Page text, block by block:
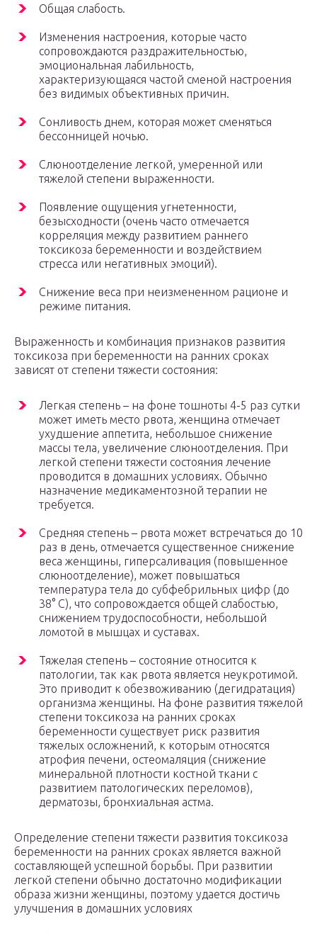
Общая слабость.
Изменения настроения, которые часто
сопровождаются раздражительностью,
эмоциональная лабильность,
характеризующаяся частой сменой настроения
без видимых объективных причин.
Сонливость днем, которая может сменяться
бессонницей ночью.
Слюноотделение легкой, умеренной или
тяжелой степени выраженности.
Появление ощущения угнетенности,
безысходности (очень часто отмечается
корреляция между развитием раннего
токсикоза беременности и воздействием
стресса или негативных эмоций).
Снижение веса при неизмененном рационе и
режиме питания.
Выраженность и комбинация признаков развития
токсикоза при беременности на ранних сроках
зависят от степени тяжести состояния:
Легкая степень – на фоне тошноты 4-5 раз сутки
может иметь место рвота, женщина отмечает
ухудшение аппетита, небольшое снижение
массы тела, увеличение слюноотделения. При
легкой степени тяжести состояния лечение
проводится в домашних условиях. Обычно
назначение медикаментозной терапии не
требуется.
Средняя степень – рвота может встречаться до 10
раз в день, отмечается существенное снижение
веса женщины, гиперсаливация (повышенное
слюноотделение), может повышаться
температура тела до субфебрильных цифр (до
38° С), что сопровождается общей слабостью,
снижением трудоспособности, небольшой
ломотой в мышцах и суставах.
Тяжелая степень – состояние относится к
патологии, так как рвота является неукротимой.
Это приводит к обезвоживанию (дегидратация)
организма женщины. На фоне развития тяжелой
степени токсикоза на ранних сроках
беременности существует риск развития
тяжелых осложнений, к которым относятся
атрофия печени, остеомаляция (снижение
минеральной плотности костной ткани с
развитием патологических переломов),
дерматозы, бронхиальная астма.
Определение степени тяжести развития токсикоза
беременности на ранних сроках является важной
составляющей успешной борьбы. При развитии
легкой степени обычно достаточно модификации
образа жизни женщины, поэтому удается достичь
улучшения в домашних условиях